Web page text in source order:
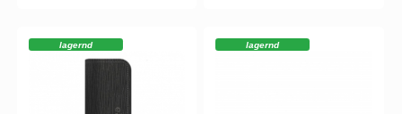
lagernd lagernd